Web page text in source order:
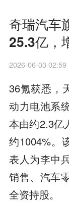
奇瑞汽车
25.3亿，
2026-06-03 02:59
36氪获悉，
动力电池系
本由约2.3亿
约1004%。
表人为李中
销售、汽车
全资持股。